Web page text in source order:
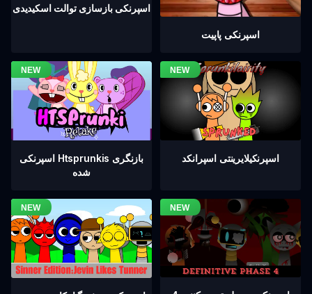
اسپرنکی بازسازی توالت اسکیدیدی
اسپرنکی پاپیت
اسپرنکی Htsprunkis بازنگری
شده
اسپرنکیلایرینتی اسپرانکد